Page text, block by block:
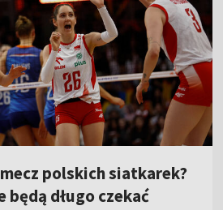
polskich siatkarek?
będą długo czekać